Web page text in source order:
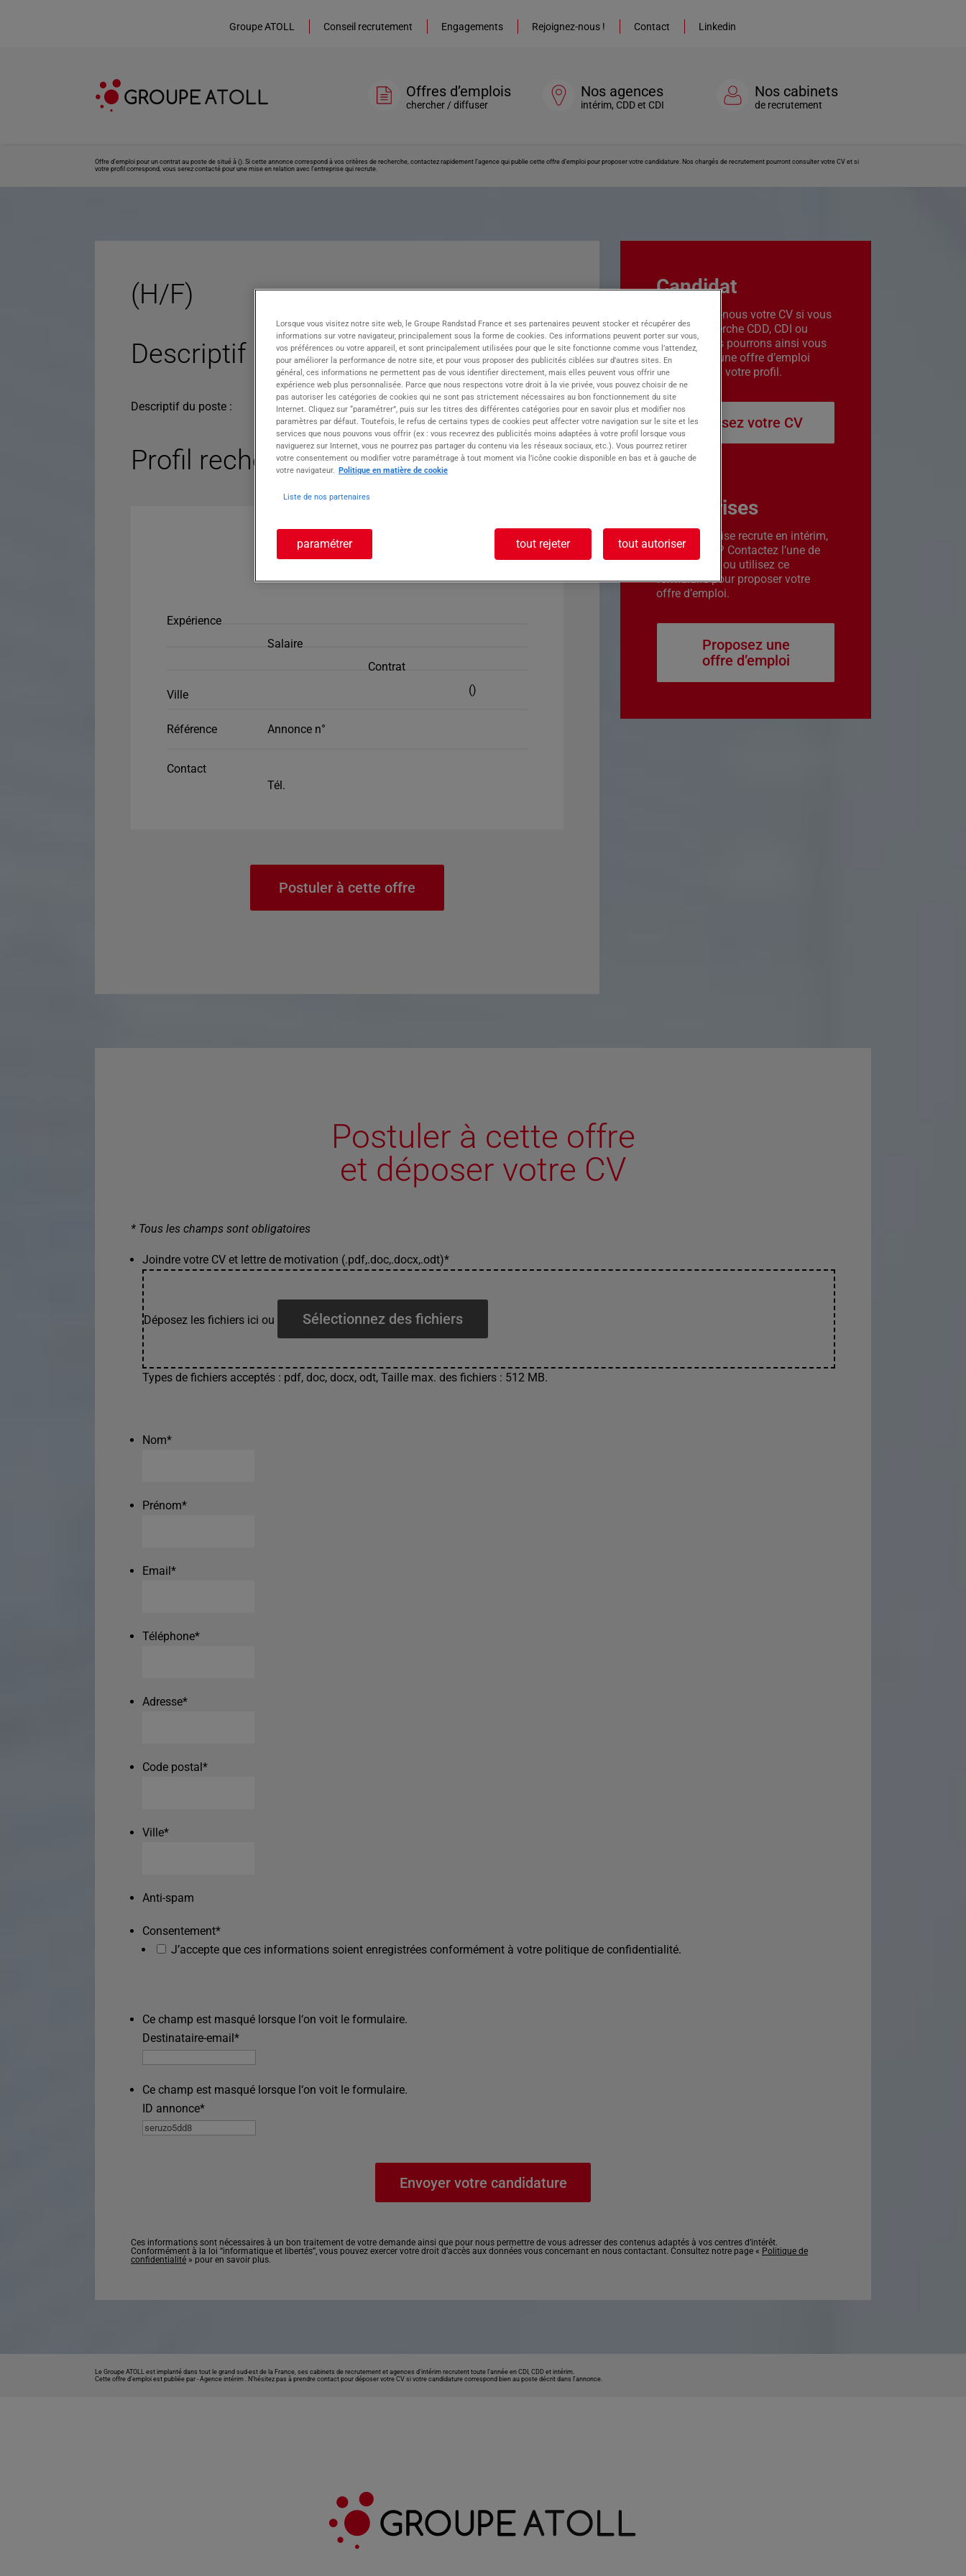
Groupe ATOLL Conseil recrutement Engagements Rejoignez-nous ! Contact Linkedin
Offres d’emplois
chercher / diffuser
Nos agences
intérim, CDD et CDI
Nos cabinets
de recrutement
Offre d’emploi pour un contrat au poste de situé à (). Si cette annonce correspond à vos critères de recherche, contactez rapidement l’agence qui publie cette offre d’emploi pour proposer votre candidature. Nos chargés de recrutement pourront consulter votre CV et si
votre profil correspond, vous serez contacté pour une mise en relation avec l’entreprise qui recrute.
(H/F)
Descriptif du poste :
Descriptif du poste :
Profil recherché
Expérience
Salaire
Contrat
Ville ()
Référence Annonce n°
Contact
Tél.
Postuler à cette offre
Candidat
Transmettez-nous votre CV si vous
êtes en recherche CDD, CDI ou
intérim. Nous pourrons ainsi vous
contacter si une offre d’emploi
correspond à votre profil.
Déposez votre CV
Entreprises
Votre entreprise recrute en intérim,
CDD ou CDI ? Contactez l’une de
nos agences ou utilisez ce
formulaire pour proposer votre
offre d’emploi.
Proposez une
offre d’emploi
Postuler à cette offre
et déposer votre CV
* Tous les champs sont obligatoires
Joindre votre CV et lettre de motivation (.pdf,.doc,.docx,.odt)*
Déposez les fichiers ici ou Sélectionnez des fichiers
Types de fichiers acceptés : pdf, doc, docx, odt, Taille max. des fichiers : 512 MB.
Nom*
Prénom*
Email*
Téléphone*
Adresse*
Code postal*
Ville*
Anti-spam
Consentement*
J’accepte que ces informations soient enregistrées conformément à votre politique de confidentialité.
Ce champ est masqué lorsque l‘on voit le formulaire.
Destinataire-email*
Ce champ est masqué lorsque l‘on voit le formulaire.
ID annonce*
Ces informations sont nécessaires à un bon traitement de votre demande ainsi que pour nous permettre de vous adresser des contenus adaptés à vos centres d’intérêt.
Conformément à la loi “informatique et libertés”, vous pouvez exercer votre droit d’accès aux données vous concernant en nous contactant. Consultez notre page « Politique de
confidentialité » pour en savoir plus.
Le Groupe ATOLL est implanté dans tout le grand sud-est de la France, ses cabinets de recrutement et agences d’intérim recrutent toute l’année en CDI, CDD et intérim.
Cette offre d’emploi est publiée par -Agence intérim . N’hésitez pas à prendre contact pour déposer votre CV si votre candidature correspond bien au poste décrit dans l'annonce.
Lorsque vous visitez notre site web, le Groupe Randstad France et ses partenaires peuvent stocker et récupérer des
informations sur votre navigateur, principalement sous la forme de cookies. Ces informations peuvent porter sur vous,
vos préférences ou votre appareil, et sont principalement utilisées pour que le site fonctionne comme vous l’attendez,
pour améliorer la performance de notre site, et pour vous proposer des publicités ciblées sur d’autres sites. En
général, ces informations ne permettent pas de vous identifier directement, mais elles peuvent vous offrir une
expérience web plus personnalisée. Parce que nous respectons votre droit à la vie privée, vous pouvez choisir de ne
pas autoriser les catégories de cookies qui ne sont pas strictement nécessaires au bon fonctionnement du site
Internet. Cliquez sur “paramétrer”, puis sur les titres des différentes catégories pour en savoir plus et modifier nos
paramètres par défaut. Toutefois, le refus de certains types de cookies peut affecter votre navigation sur le site et les
services que nous pouvons vous offrir (ex : vous recevrez des publicités moins adaptées à votre profil lorsque vous
naviguerez sur Internet, vous ne pourrez pas partager du contenu via les réseaux sociaux, etc.). Vous pourrez retirer
votre consentement ou modifier votre paramétrage à tout moment via l’icône cookie disponible en bas et à gauche de
votre navigateur. Politique en matière de cookie
Liste de nos partenaires
paramétrer tout rejeter tout autoriser